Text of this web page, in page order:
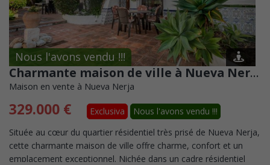
Nous l'avons vendu !!!
Charmante maison de ville à Nueva Nerja, à proximité de la plage de Burriana et du centre-ville.
Maison en vente à Nueva Nerja
329.000 € Exclusiva
Nous l'avons vendu !!!
Située au cœur du quartier résidentiel très prisé de Nueva Nerja,
cette charmante maison de ville offre charme, confort et un
emplacement exceptionnel. Nichée dans un cadre résidentiel